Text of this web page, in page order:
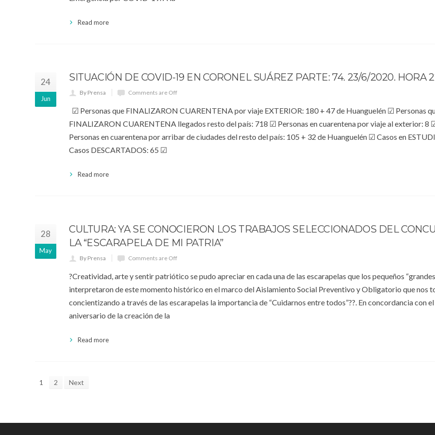
Read more
24
Jun
SITUACIÓN DE COVID-19 EN CORONEL SUÁREZ PARTE: 74. 23/6/2020. HORA
By Prensa Comments are Off
☑ Personas que FINALIZARON CUARENTENA por viaje EXTERIOR: 180 + 47 de Huanguelén ☑ Personas
FINALIZARON CUARENTENA llegados resto del país: 718 ☑ Personas en cuarentena por viaje al exterior: 8
Personas en cuarentena por arribar de ciudades del resto del país: 105 + 32 de Huanguelén ☑ Casos en
Casos DESCARTADOS: 65 ☑
Read more
28
May
CULTURA: YA SE CONOCIERON LOS TRABAJOS SELECCIONADOS DEL
LA “ESCARAPELA DE MI PATRIA”
By Prensa Comments are Off
?Creatividad, arte y sentir patriótico se pudo apreciar en cada una de las escarapelas que los pequeños
interpretaron de este momento histórico en el marco del Aislamiento Social Preventivo y Obligatorio que nos
concientizando a través de las escarapelas la importancia de “Cuidarnos entre todos”??. En concordancia con
aniversario de la creación de la
Read more
1 2 Next